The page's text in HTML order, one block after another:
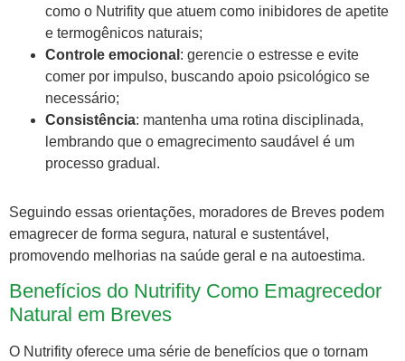
como o Nutrifity que atuem como inibidores de apetite
e termogênicos naturais;
Controle emocional : gerencie o estresse e evite
comer por impulso, buscando apoio psicológico se
necessário;
Consistência: mantenha uma rotina disciplinada,
lembrando que o emagrecimento saudável é um
processo gradual.
Seguindo essas orientações, moradores de Breves podem
emagrecer de forma segura, natural e sustentável,
promovendo melhorias na saúde geral e na autoestima.
Benefícios do Nutrifity Como Emagrecedor
Natural em Breves
O Nutrifity oferece uma série de benefícios que o tornam